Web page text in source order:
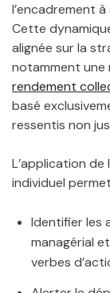
l’encadrement
Cette
alignée sur la
notamment une
rendement
basé
ressentis non
L’application de
individuel
Identifier les
managérial
verbes